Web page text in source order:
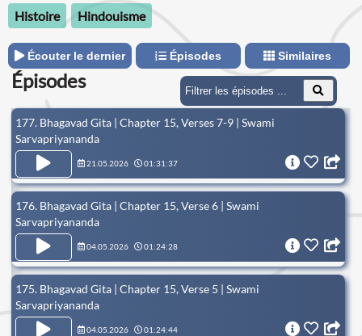
Histoire
Hindouisme
Écouter le dernier Épisodes Similaires
Épisodes
177. Bhagavad Gita | Chapter 15, Verses 7-9 | Swami
Sarvapriyananda
21.05.2026 01:31:37
176. Bhagavad Gita | Chapter 15, Verse 6 | Swami
Sarvapriyananda
04.05.2026 01:24:28
175. Bhagavad Gita | Chapter 15, Verse 5 | Swami
Sarvapriyananda
04.05.2026 01:24:44